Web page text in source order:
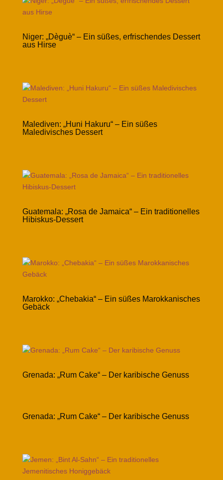
Niger: „Dèguè“ – Ein süßes, erfrischendes Dessert
aus Hirse
Malediven: „Huni Hakuru“ – Ein süßes
Maledivisches Dessert
Guatemala: „Rosa de Jamaica“ – Ein traditionelles
Hibiskus-Dessert
Marokko: „Chebakia“ – Ein süßes Marokkanisches
Gebäck
Grenada: „Rum Cake“ – Der karibische Genuss
Grenada: „Rum Cake“ – Der karibische Genuss